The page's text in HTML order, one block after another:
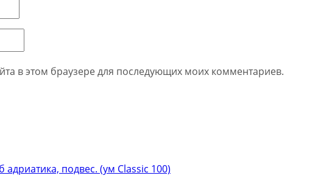
в этом браузере для последующих моих комментариев.